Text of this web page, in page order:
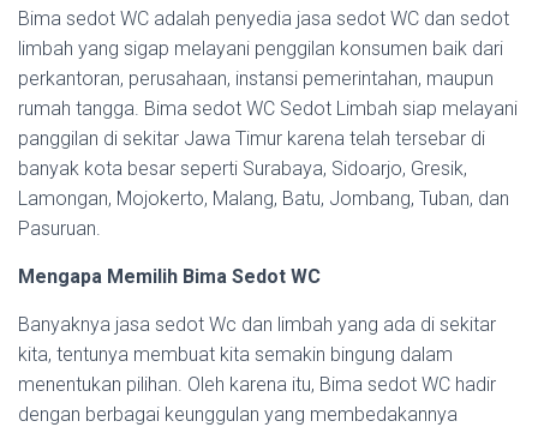
Bima sedot WC adalah penyedia jasa sedot WC dan sedot
limbah yang sigap melayani penggilan konsumen baik dari
perkantoran, perusahaan, instansi pemerintahan, maupun
rumah tangga. Bima sedot WC Sedot Limbah siap melayani
panggilan di sekitar Jawa Timur karena telah tersebar di
banyak kota besar seperti Surabaya, Sidoarjo, Gresik,
Lamongan, Mojokerto, Malang, Batu, Jombang, Tuban, dan
Pasuruan.
Mengapa Memilih Bima Sedot WC
Banyaknya jasa sedot Wc dan limbah yang ada di sekitar
kita, tentunya membuat kita semakin bingung dalam
menentukan pilihan. Oleh karena itu, Bima sedot WC hadir
dengan berbagai keunggulan yang membedakannya